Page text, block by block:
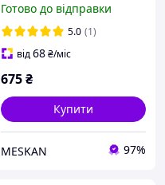
(213693)
Готово до відправки
5.0 (1)
від68₴/міс
675₴
Купити
MESKAN 97%